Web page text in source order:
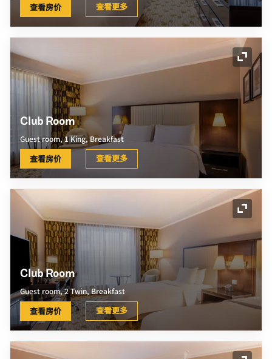
查看房价 查看更多
展开
Club Room
Guest room, 1 King, Breakfast
查看房价 查看更多
展开
Club Room
Guest room, 2 Twin, Breakfast
查看房价 查看更多